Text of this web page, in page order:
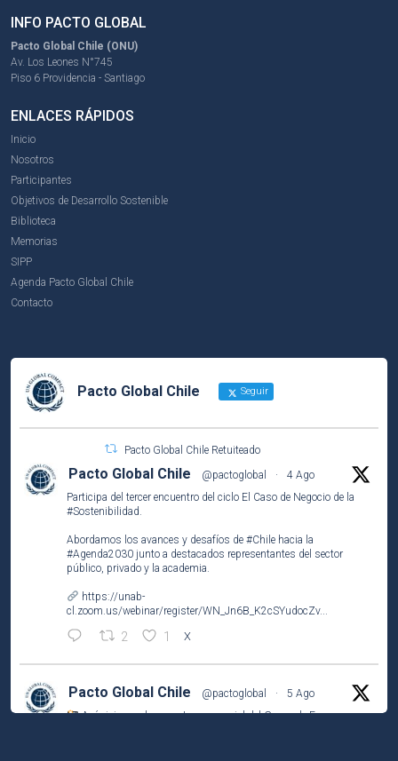
INFO PACTO GLOBAL
Pacto Global Chile (ONU)
Av. Los Leones N°745
Piso 6 Providencia - Santiago
ENLACES RÁPIDOS
Inicio
Nosotros
Participantes
Objetivos de Desarrollo Sostenible
Biblioteca
Memorias
SIPP
Agenda Pacto Global Chile
Contacto
Pacto Global Chile Seguir
Pacto Global Chile Retuiteado
Pacto Global Chile @pactoglobal ·
4 Ago
Participa del tercer encuentro del ciclo El Caso de Negocio de la
#Sostenibilidad
Abordamos los avances y desafíos de #Chile hacia la
#Agenda2030 junto a destacados representantes del sector
público, privado y la academia.
https://unab-
cl.zoom.us/webinar/register/WN_Jn6B_K2cSYudocZv...
2 1 X
Pacto Global Chile @pactoglobal ·
5 Ago
Así vivimos el encuentro presencial del Grupo de Empresas